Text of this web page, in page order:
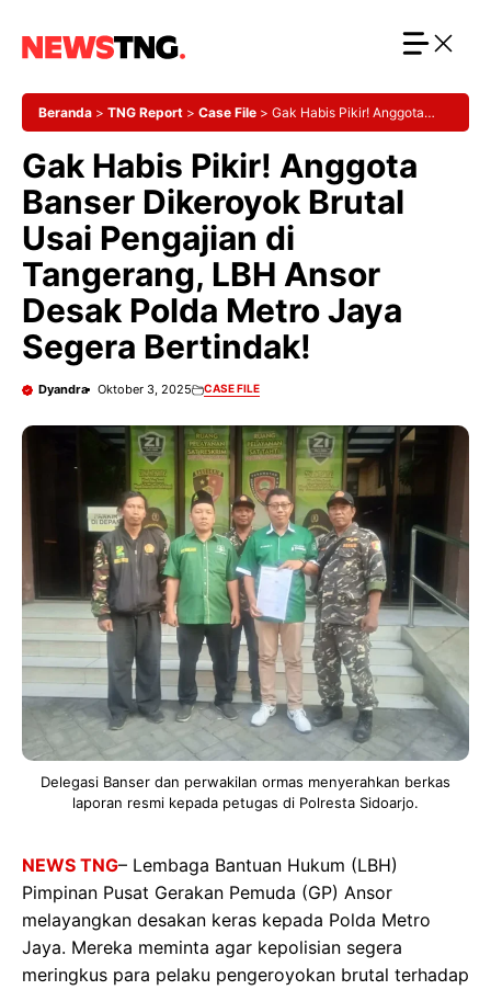
Beranda > TNG Report > Case File > Gak Habis Pikir! Anggota
Desak Polda Metro Jaya Segera Bertindak!
Gak Habis Pikir! Anggota
Banser Dikeroyok Brutal
Usai Pengajian di
Tangerang, LBH Ansor
Desak Polda Metro Jaya
Segera Bertindak!
Dyandra Oktober 3, 2025 CASE FILE
Delegasi Banser dan perwakilan ormas menyerahkan berkas
laporan resmi kepada petugas di Polresta Sidoarjo.
NEWS TNG– Lembaga Bantuan Hukum (LBH)
Pimpinan Pusat Gerakan Pemuda (GP) Ansor
melayangkan desakan keras kepada Polda Metro
Jaya. Mereka meminta agar kepolisian segera
meringkus para pelaku pengeroyokan brutal terhadap